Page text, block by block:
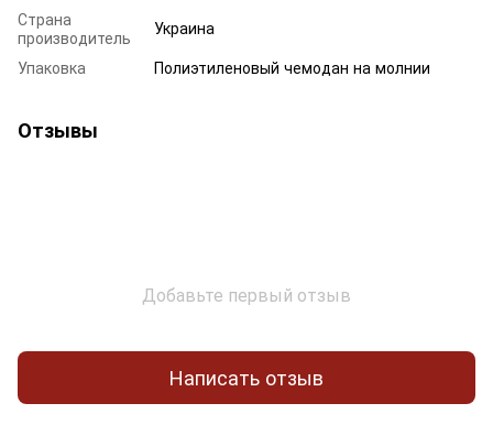
Страна
производитель
Украина
Упаковка
Полиэтиленовый чемодан на молнии
Отзывы
Добавьте первый отзыв
Написать отзыв